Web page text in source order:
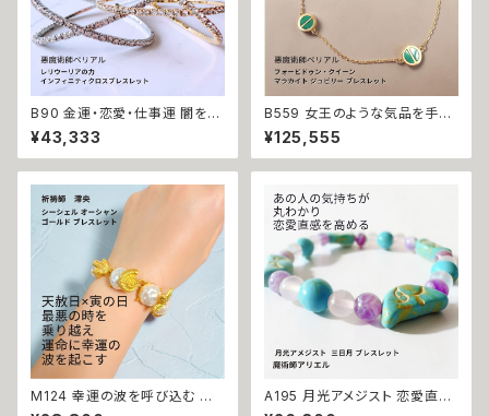
B90 金運・恋愛・仕事運 闇を反
射し魔力を倍増させる レリウー
リアの力 インフィニティクロス
ビジュー ブレスレット バングル
ヤモンド 成就 お守り 叶う 好転
おまじない 本物 フリーサイズ
サバト 魔術 強力 貧困脱出
¥43,333
B559 女王のような気品を手に
する フォービドゥン・クイーン L
OVE マラカイト ジュビリー ブレ
スレット K10 女王の恋愛魔術
魔術 悪魔術師 べリアル 願望成
就 アクセサリー ブレスレット 魔
術 強力 悪魔術 黒魔術 おまじ
ない 呪 本物 魔術師 魔法 恋愛
成就 略奪 ライバル 縁結び お守
り 開運
¥125,555
M124 幸運の波を呼び込む 悪
い流れを断ち切る【開運・金運・
A195 月光アメジスト 恋愛直感
天然石 三日月 ブレスレット あ